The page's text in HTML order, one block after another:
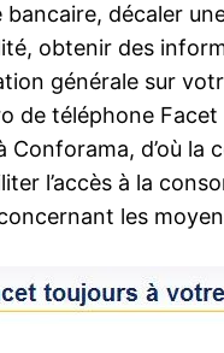
décaler
obtenir des
générale sur
de téléphone
Conforama, d’où
l’accès à la
les